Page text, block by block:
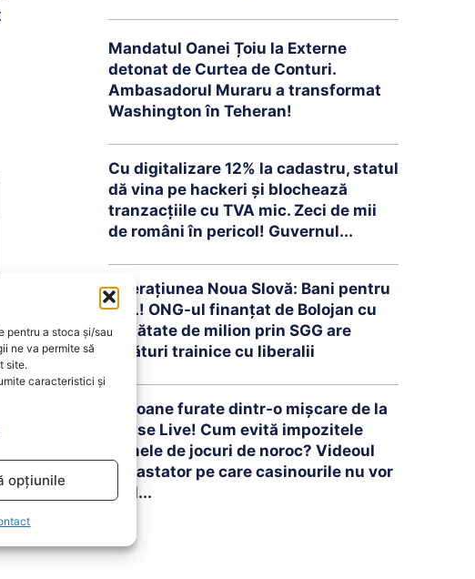
pentru a stoca și/sau
ne va permite să
site.
caracteristici și
opțiunile
Mandatul Oanei Țoiu la Externe
detonat de Curtea de Conturi.
Ambasadorul Muraru a transformat
Washington în Teheran!
Cu digitalizare 12% la cadastru, statul
dă vina pe hackeri și blochează
tranzacțiile cu TVA mic. Zeci de mii
de români în pericol! Guvernul...
Operațiunea Noua Slovă: Bani pentru
PNL! ONG-ul finanțat de Bolojan cu
jumătate de milion prin SGG are
legături trainice cu liberalii
Milioane furate dintr-o mișcare de la
Arrise Live! Cum evită impozitele
firmele de jocuri de noroc? Videoul
devastator pe care casinourile nu vor
să-l...